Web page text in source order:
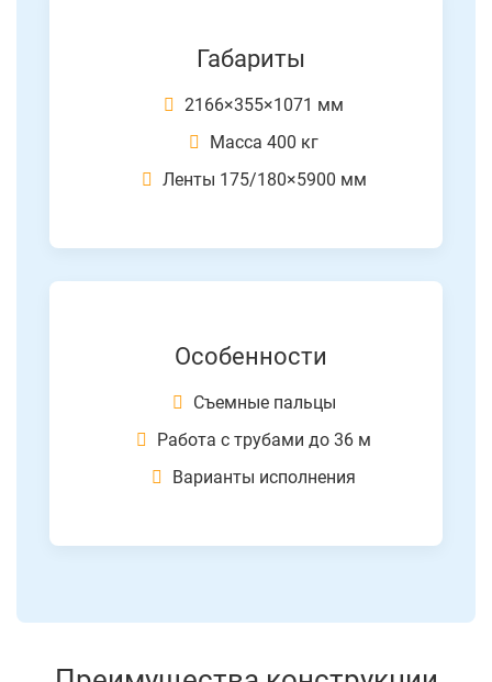
Габариты
2166×355×1071 мм
Масса 400 кг
Ленты 175/180×5900 мм
Особенности
Съемные пальцы
Работа с трубами до 36 м
Варианты исполнения